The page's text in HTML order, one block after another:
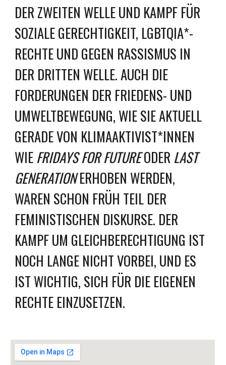
DER ZWEITEN WELLEUND KAMPF FÜR
SOZIALE GERECHTIGKEIT, LGBTQIA*-
RECHTE UND GEGEN RASSISMUS IN
DER DRITTEN WELLE. AUCH DIE
FORDERUNGEN DER FRIEDENS- UND
UMWELTBEWEGUNG, WIE SIE AKTUELL
GERADE VON KLIMAAKTIVIST*INNEN
WIEFRIDAYS FOR FUTUREODERLAST
GENERATIONERHOBEN WERDEN,
WAREN SCHON FRÜH TEIL DER
FEMINISTISCHEN DISKURSE. DER
KAMPF UM GLEICHBERECHTIGUNG IST
NOCH LANGE NICHT VORBEI, UND ES
IST WICHTIG, SICH FÜR DIE EIGENEN
RECHTE EINZUSETZEN.